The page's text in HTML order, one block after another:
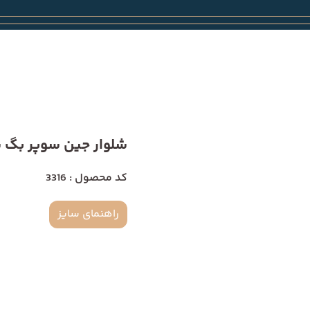
شلوار جین سوپر بگ
کد محصول : 3316
راهنمای سایز